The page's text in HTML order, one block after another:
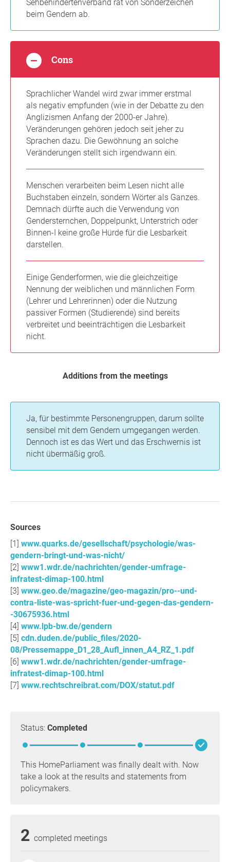
Sehbehindertenverband rät von Sonderzeichen
beim Gendern ab.
Cons
Sprachlicher Wandel wird zwar immer erstmal
als negativ empfunden (wie in der Debatte zu den
Anglizismen Anfang der 2000-er Jahre).
Veränderungen gehören jedoch seit jeher zu
Sprachen dazu. Die Gewöhnung an solche
Veränderungen stellt sich irgendwann ein.
Menschen verarbeiten beim Lesen nicht alle
Buchstaben einzeln, sondern Wörter als Ganzes.
Demnach dürfte auch die Verwendung von
Gendersternchen, Doppelpunkt, Unterstrich oder
Binnen-I keine große Hürde für die Lesbarkeit
darstellen.
Einige Genderformen, wie die gleichzeitige
Nennung der weiblichen und männlichen Form
(Lehrer und Lehrerinnen) oder die Nutzung
passiver Formen (Studierende) sind bereits
verbreitet und beeinträchtigen die Lesbarkeit
nicht.
Additions from the meetings
Ja, für bestimmte Personengruppen, darum sollte
sensibel mit dem Gendern umgegangen werden.
Dennoch ist es das Wert und das Erschwernis ist
nicht übermäßig groß.
Sources
www.quarks.de/gesellschaft/psychologie/was-
gendern-bringt-und-was-nicht/
www1.wdr.de/nachrichten/gender-umfrage-
infratest-dimap-100.html
www.geo.de/magazine/geo-magazin/pro--und-
contra-liste-was-spricht-fuer-und-gegen-das-gendern-
-30675936.html
www.lpb-bw.de/gendern
cdn.duden.de/public_files/2020-
08/Pressemappe_D1_28_Aufl_innen_A4_RZ_1.pdf
www1.wdr.de/nachrichten/gender-umfrage-
infratest-dimap-100.html
www.rechtschreibrat.com/DOX/statut.pdf
Status: Completed
This HomeParliament was finally dealt with. Now
take a look at the results and statements from
policymakers.
2 completed meetings